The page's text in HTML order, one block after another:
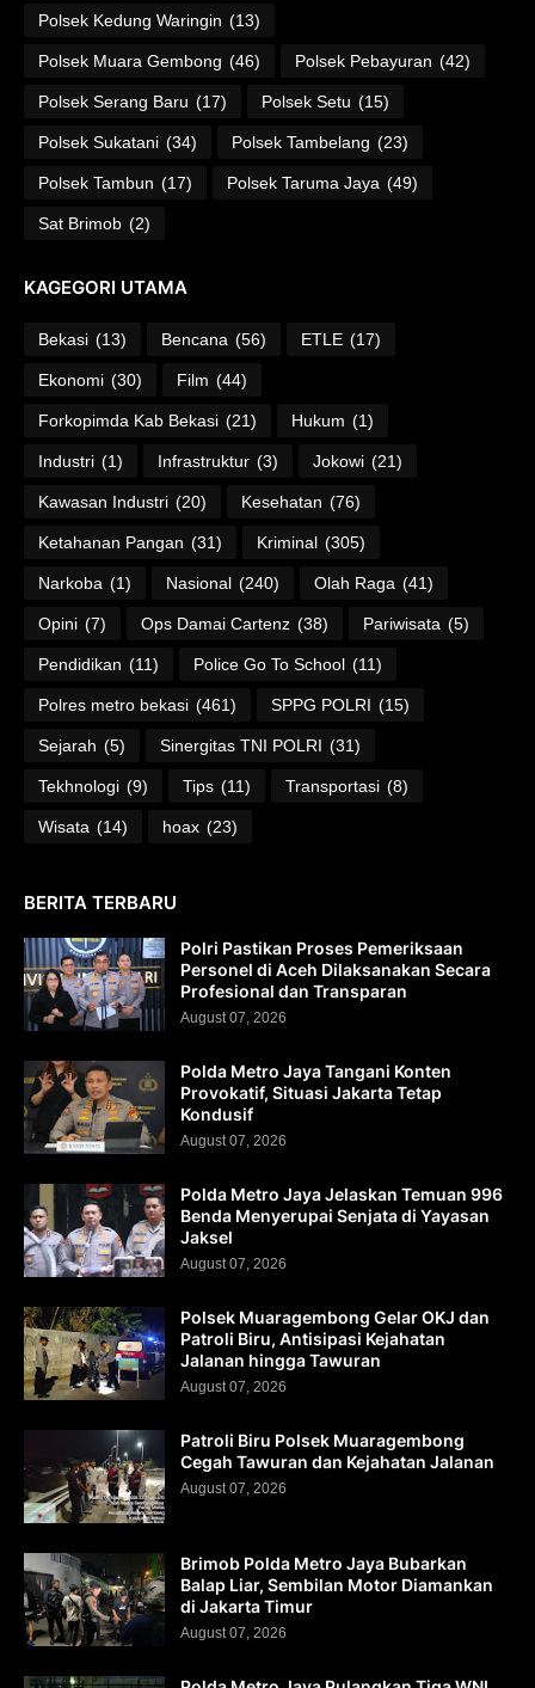
Polsek Kedung Waringin (13)
Polsek Muara Gembong (46) Polsek Pebayuran (42)
Polsek Serang Baru (17) Polsek Setu (15)
Polsek Sukatani (34) Polsek Tambelang (23)
Polsek Tambun (17) Polsek Taruma Jaya (49)
Sat Brimob (2)
KAGEGORI UTAMA
Bekasi (13) Bencana (56) ETLE (17)
Ekonomi (30) Film (44)
Forkopimda Kab Bekasi (21) Hukum (1)
Industri (1) Infrastruktur (3) Jokowi (21)
Kawasan Industri (20) Kesehatan (76)
Ketahanan Pangan (31) Kriminal (305)
Narkoba (1) Nasional (240) Olah Raga (41)
Opini (7) Ops Damai Cartenz (38) Pariwisata (5)
Pendidikan (11) Police Go To School (11)
Polres metro bekasi (461) SPPG POLRI (15)
Sejarah (5) Sinergitas TNI POLRI (31)
Tekhnologi (9) Tips (11) Transportasi (8)
Wisata (14) hoax (23)
BERITA TERBARU
Polri Pastikan Proses Pemeriksaan
Personel di Aceh Dilaksanakan Secara
Profesional dan Transparan
August 07, 2026
Polda Metro Jaya Tangani Konten
Provokatif, Situasi Jakarta Tetap
Kondusif
August 07, 2026
Polda Metro Jaya Jelaskan Temuan 996
Benda Menyerupai Senjata di Yayasan
Jaksel
August 07, 2026
Polsek Muaragembong Gelar OKJ dan
Patroli Biru, Antisipasi Kejahatan
Jalanan hingga Tawuran
August 07, 2026
Patroli Biru Polsek Muaragembong
Cegah Tawuran dan Kejahatan Jalanan
August 07, 2026
Brimob Polda Metro Jaya Bubarkan
Balap Liar, Sembilan Motor Diamankan
di Jakarta Timur
August 07, 2026